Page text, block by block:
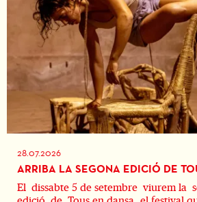
28.07.2026
ARRIBA LA SEGONA EDICIÓ DE
El dissabte 5 de setembre viurem la